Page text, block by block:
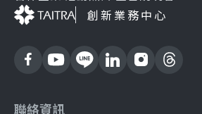
創新業務中心
聯絡資訊